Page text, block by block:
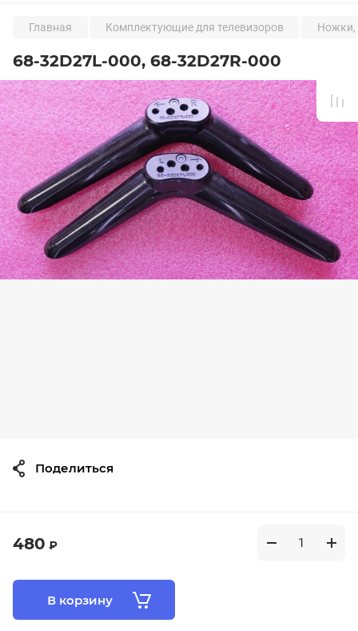
Главная Комплектующие для телевизоров Ножки,
68-32D27L-000, 68-32D27R-000
480 ₽
В корзину
Поделиться